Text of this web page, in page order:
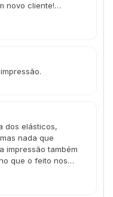
novo cliente!
dos elásticos,
nada que
impressão também
que o feito nos